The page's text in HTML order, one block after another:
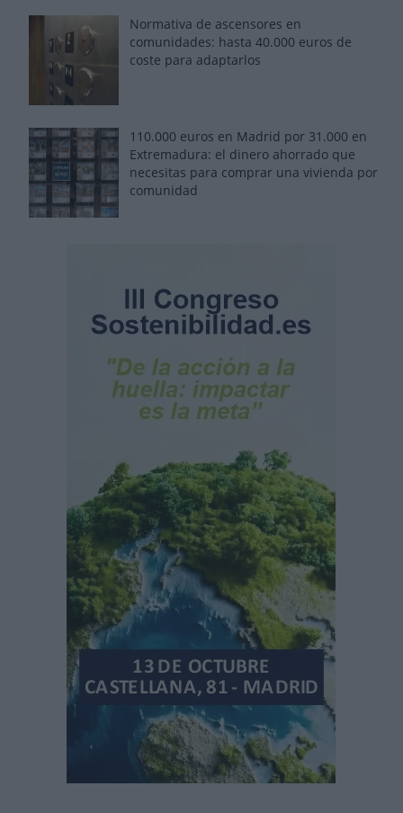
Normativa de ascensores en
comunidades: hasta 40.000 euros de
coste para adaptarlos
110.000 euros en Madrid por 31.000 en
Extremadura: el dinero ahorrado que
necesitas para comprar una vivienda por
comunidad